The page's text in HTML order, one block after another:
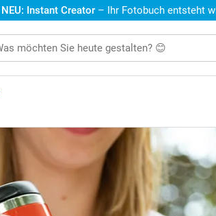
NEU: Instant Creator – Ihr Fotobuch entsteht